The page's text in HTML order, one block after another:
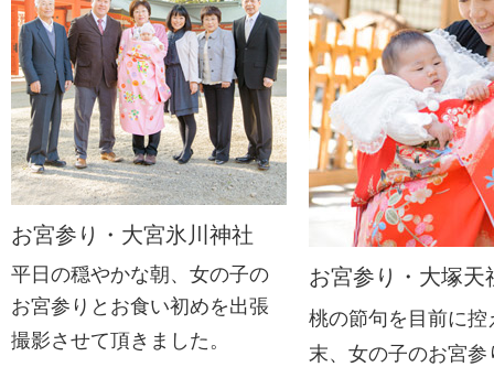
お宮参り・大宮氷川神社
平日の穏やかな朝、女の子の
お宮参りとお食い初めを出張
撮影させて頂きました。
お宮参り・大塚天
桃の節句を目前に控
末、女の子のお宮参